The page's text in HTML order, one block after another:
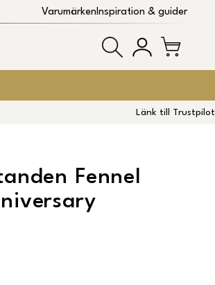
VarumärkenInspiration & guider
Länk till Trustpilot
Fennel